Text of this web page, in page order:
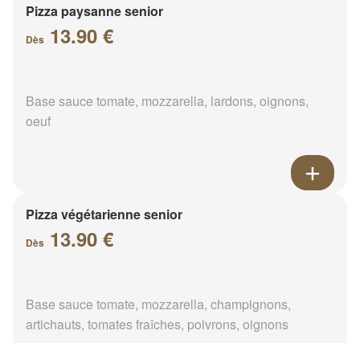
Pizza paysanne senior
Dès 13.90 €
Base sauce tomate, mozzarella, lardons, oignons,
oeuf
Pizza végétarienne senior
Dès 13.90 €
Base sauce tomate, mozzarella, champignons,
artichauts, tomates fraîches, poivrons, oignons